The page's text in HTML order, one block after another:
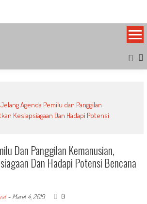
Jelang Agenda Pemilu dan Panggilan
Kesiapsiagaan Dan Hadapi Potensi
Dan Panggilan Kemanusian,
Dan Hadapi Potensi Bencana
- Maret 4, 2019 0